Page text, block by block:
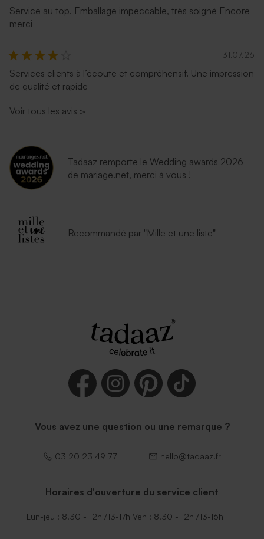
Service au top. Emballage impeccable, très soigné Encore
merci
31.07.26
Services clients à l’écoute et compréhensif. Une impression
de qualité et rapide
Voir tous les avis >
Tadaaz remporte le Wedding awards 2026
de mariage.net, merci à vous !
Recommandé par "Mille et une liste"
Vous avez une question ou une remarque ?
03 20 23 49 77 hello@tadaaz.fr
Horaires d'ouverture du service client
Lun-jeu : 8.30 - 12h /13-17h Ven : 8.30 - 12h /13-16h